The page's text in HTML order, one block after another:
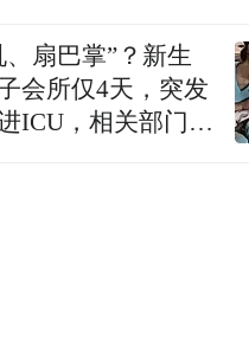
、扇巴掌”？新生
会所仅4天，突发
ICU，相关部门已